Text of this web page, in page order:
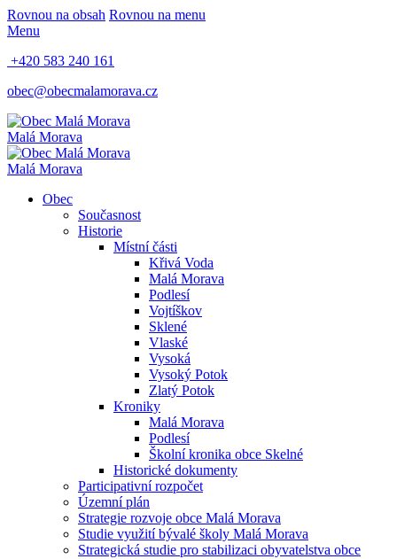
Rovnou na obsah Rovnou na menu
Menu
+420 583 240 161
obec@obecmalamorava.cz
Malá Morava
Malá Morava
Obec
Současnost
Historie
Místní části
Křivá Voda
Malá Morava
Podlesí
Vojtíškov
Sklené
Vlaské
Vysoká
Vysoký Potok
Zlatý Potok
Kroniky
Malá Morava
Podlesí
Školní kronika obce Skelné
Historické dokumenty
Participativní rozpočet
Územní plán
Strategie rozvoje obce Malá Morava
Studie využití bývalé školy Malá Morava
Strategická studie pro stabilizaci obyvatelstva obce